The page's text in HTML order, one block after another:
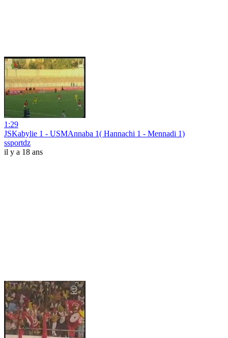
1:29
JSKabylie 1 - USMAnnaba 1( Hannachi 1 - Mennadi 1)
ssportdz
il y a 18 ans